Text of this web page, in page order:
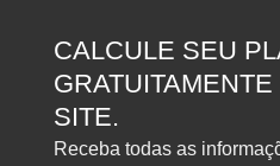
CALCULE SEU
SITE.
Receba todas as